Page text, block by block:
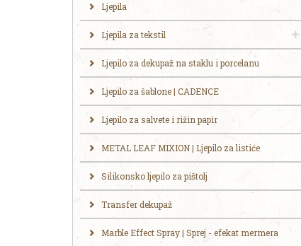
Ljepila
Ljepila za tekstil
Ljepilo za dekupaž na staklu i porcelanu
Ljepilo za šablone | CADENCE
Ljepilo za salvete i rižin papir
METAL LEAF MIXION | Ljepilo za listiće
Silikonsko ljepilo za pištolj
Transfer dekupaž
Marble Effect Spray | Sprej - efekat mermera